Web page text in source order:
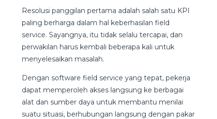
Resolusi panggilan pertama adalah salah satu KPI
paling berharga dalam hal keberhasilan field
service. Sayangnya, itu tidak selalu tercapai, dan
perwakilan harus kembali beberapa kali untuk
menyelesaikan masalah.
Dengan software field service yang tepat, pekerja
dapat memperoleh akses langsung ke berbagai
alat dan sumber daya untuk membantu menilai
suatu situasi, berhubungan langsung dengan pakar